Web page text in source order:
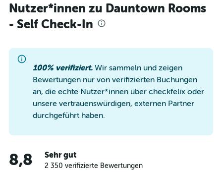
Nutzer*innen zu Dauntown Rooms
- Self Check-In
100% verifiziert. Wir sammeln und zeigen
Bewertungen nur von verifizierten Buchungen
an, die echte Nutzer*innen über checkfelix oder
unsere vertrauenswürdigen, externen Partner
durchgeführt haben.
8,8 Sehr gut
2 350 verifizierte Bewertungen